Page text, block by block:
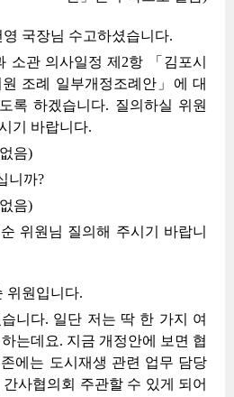
영 국장님 수고하셨습니다.
소관 의사일정 제2항 「김포시
조례 일부개정조례안」에 대
록 하겠습니다. 질의하실 위원
기 바랍니다.
음)
니까?
음)
위원님 질의해 주시기 바랍니
위원입니다.
니다. 일단 저는 딱 한 가지 여
는데요. 지금 개정안에 보면 협
에는 도시재생 관련 업무 담당
사협의회 주관할 수 있게 되어